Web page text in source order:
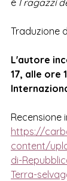
e I ragazzi
Traduzione
L'autore
17, alle ore
Recensione
https://
content/
di-
Terra-